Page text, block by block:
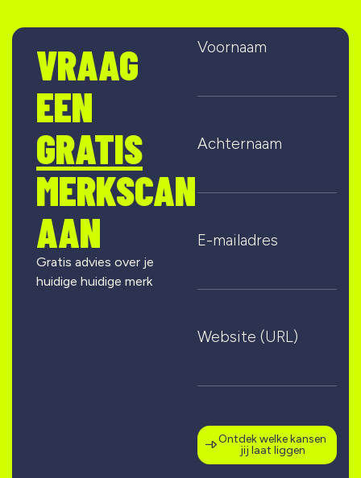
VRAAG
EEN
GRATIS
MERKSCAN
AAN
Gratis advies over je
huidige huidige merk
Voornaam
Achternaam
E-mailadres
Website (URL)
Ontdek welke kansen
jij laat liggen